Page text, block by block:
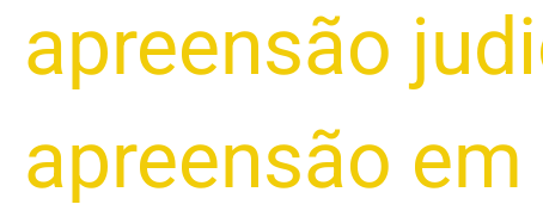
apreensão
apreensão